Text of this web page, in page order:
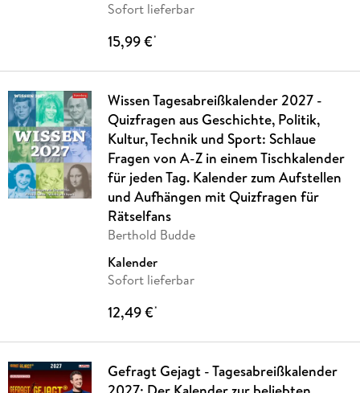
Sofort lieferbar
15,99 €*
Wissen Tagesabreißkalender 2027 -
Quizfragen aus Geschichte, Politik,
Kultur, Technik und Sport: Schlaue
Fragen von A-Z in einem Tischkalender
für jeden Tag. Kalender zum Aufstellen
und Aufhängen mit Quizfragen für
Rätselfans
Berthold Budde
Kalender
Sofort lieferbar
12,49 €*
Gefragt Gejagt - Tagesabreißkalender